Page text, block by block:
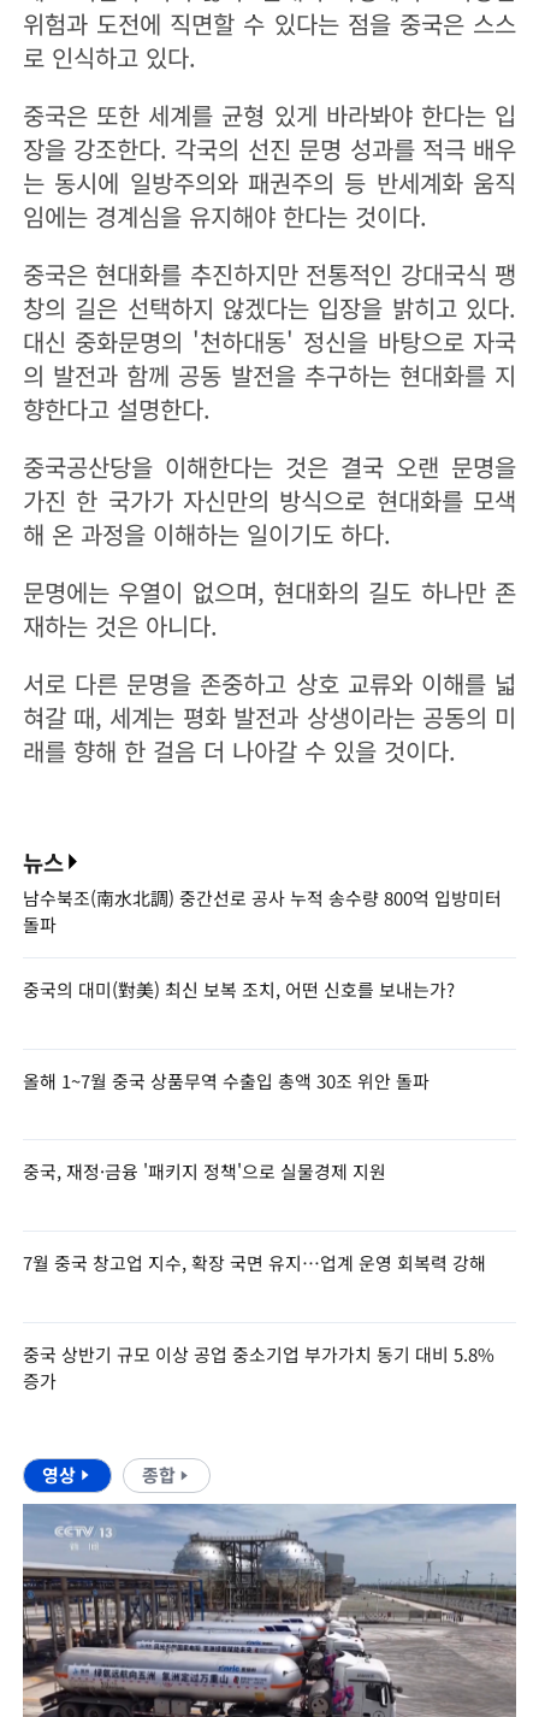
위험과 도전에 직면할 수 있다는 점을 중국은 스스
로 인식하고 있다.
중국은 또한 세계를 균형 있게 바라봐야 한다는 입
장을 강조한다. 각국의 선진 문명 성과를 적극 배우
는 동시에 일방주의와 패권주의 등 반세계화 움직
임에는 경계심을 유지해야 한다는 것이다.
중국은 현대화를 추진하지만 전통적인 강대국식 팽
창의 길은 선택하지 않겠다는 입장을 밝히고 있다.
대신 중화문명의 '천하대동' 정신을 바탕으로 자국
의 발전과 함께 공동 발전을 추구하는 현대화를 지
향한다고 설명한다.
중국공산당을 이해한다는 것은 결국 오랜 문명을
가진 한 국가가 자신만의 방식으로 현대화를 모색
해 온 과정을 이해하는 일이기도 하다.
문명에는 우열이 없으며, 현대화의 길도 하나만 존
재하는 것은 아니다.
서로 다른 문명을 존중하고 상호 교류와 이해를 넓
혀갈 때, 세계는 평화 발전과 상생이라는 공동의 미
래를 향해 한 걸음 더 나아갈 수 있을 것이다.
뉴스
남수북조(南水北調) 중간선로 공사 누적 송수량 800억 입방미터
돌파
중국의 대미(對美) 최신 보복 조치, 어떤 신호를 보내는가?
올해 1~7월 중국 상품무역 수출입 총액 30조 위안 돌파
중국, 재정·금융 '패키지 정책'으로 실물경제 지원
7월 중국 창고업 지수, 확장 국면 유지…업계 운영 회복력 강해
중국 상반기 규모 이상 공업 중소기업 부가가치 동기 대비 5.8%
증가
영상 종합